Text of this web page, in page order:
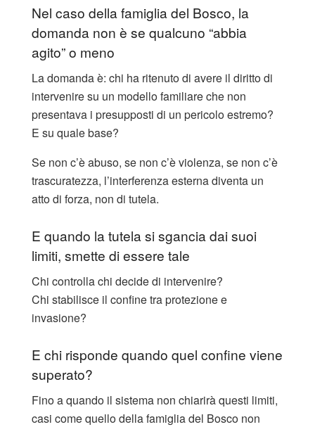
Nel caso della famiglia del Bosco, la
domanda non è se qualcuno “abbia
agito” o meno
La domanda è: chi ha ritenuto di avere il diritto di
intervenire su un modello familiare che non
presentava i presupposti di un pericolo estremo?
E su quale base?
Se non c’è abuso, se non c’è violenza, se non c’è
trascuratezza, l’interferenza esterna diventa un
atto di forza, non di tutela.
E quando la tutela si sgancia dai suoi
limiti, smette di essere tale
Chi controlla chi decide di intervenire?
Chi stabilisce il confine tra protezione e
invasione?
E chi risponde quando quel confine viene
superato?
Fino a quando il sistema non chiarirà questi limiti,
casi come quello della famiglia del Bosco non